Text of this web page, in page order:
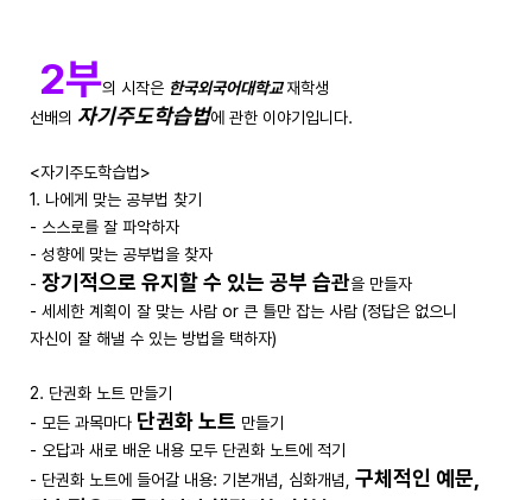
2부의 시작은 한국외국어대학교재학생
선배의 자기주도학습법에 관한 이야기입니다.
<자기주도학습법>
1. 나에게 맞는 공부법 찾기
- 스스로를 잘 파악하자
- 성향에 맞는 공부법을 찾자
- 장기적으로 유지할 수 있는 공부 습관을 만들자
- 세세한 계획이 잘 맞는 사람 or 큰 틀만 잡는 사람 (정답은 없으니
자신이 잘 해낼 수 있는 방법을 택하자)
2. 단권화 노트 만들기
- 모든 과목마다 단권화 노트 만들기
- 오답과 새로 배운 내용 모두 단권화 노트에 적기
- 단권화 노트에 들어갈 내용: 기본개념, 심화개념,
구체적인 예문,